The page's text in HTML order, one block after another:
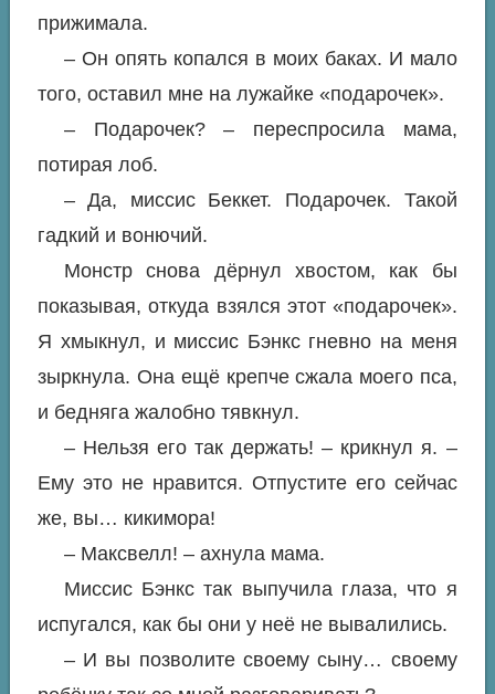
прижимала.
– Он опять копался в моих баках. И мало
того, оставил мне на лужайке «подарочек».
– Подарочек? – переспросила мама,
потирая лоб.
– Да, миссис Беккет. Подарочек. Такой
гадкий и вонючий.
Монстр снова дёрнул хвостом, как бы
показывая, откуда взялся этот «подарочек».
Я хмыкнул, и миссис Бэнкс гневно на меня
зыркнула. Она ещё крепче сжала моего пса,
и бедняга жалобно тявкнул.
– Нельзя его так держать! – крикнул я. –
Ему это не нравится. Отпустите его сейчас
же, вы… кикимора!
– Максвелл! – ахнула мама.
Миссис Бэнкс так выпучила глаза, что я
испугался, как бы они у неё не вывалились.
– И вы позволите своему сыну… своему